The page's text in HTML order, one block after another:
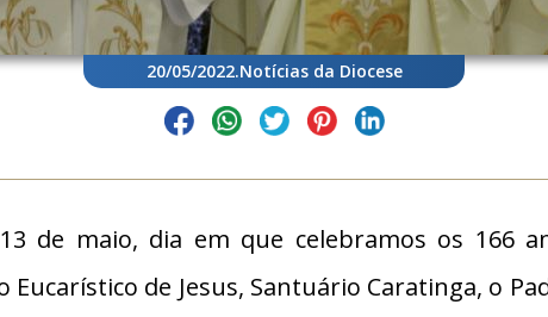
20/05/2022.Notícias da Diocese
de maio, dia em que celebramos os 166
de Jesus, Santuário Caratinga, o